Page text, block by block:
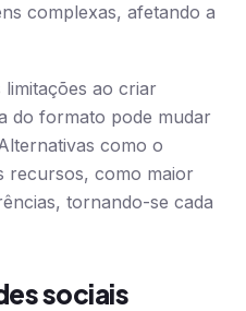
complexas, afetando a
ao criar
do formato pode mudar
como o
recursos, como maior
tornando-se cada
sociais